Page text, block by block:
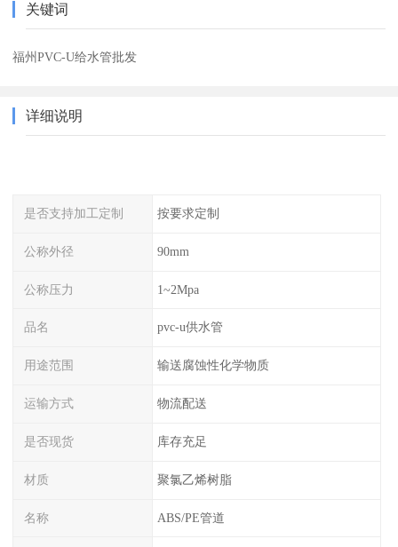
关键词
福州PVC-U给水管批发
详细说明
是否支持加工定制 按要求定制
公称外径 90mm
公称压力 1~2Mpa
品名 pvc-u供水管
用途范围 输送腐蚀性化学物质
运输方式 物流配送
是否现货 库存充足
材质 聚氯乙烯树脂
名称 ABS/PE管道